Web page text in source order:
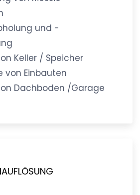
und -
Keller / Speicher
von Einbauten
Dachboden /Garage